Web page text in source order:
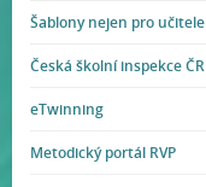
Šablony nejen pro učitele
Česká školní inspekce ČR
eTwinning
Metodický portál RVP